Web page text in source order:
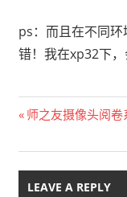
ps：而且在不同
错！我在xp32下，
文
章
导
Previous
师之友摄像头阅
LEAVE A REPLY